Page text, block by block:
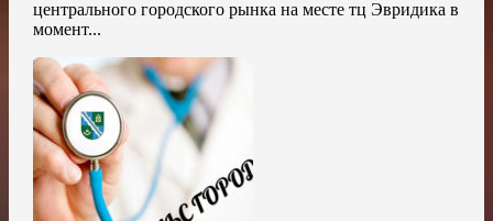
центрального городского рынка на месте тц Эвридика в
момент...